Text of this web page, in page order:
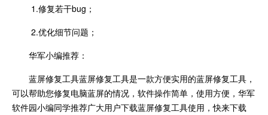
1.修复若干bug；
2.优化细节问题；
华军小编推荐：
蓝屏修复工具蓝屏修复工具是一款方便实用的蓝屏修复工具，
可以帮助您修复电脑蓝屏的情况，软件操作简单，使用方便，华军
软件园小编同学推荐广大用户下载蓝屏修复工具使用，快来下载